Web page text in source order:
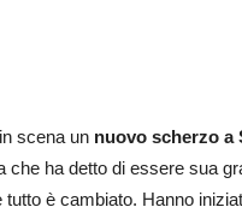
scena un nuovo scherzo a
che ha detto di essere sua
è cambiato. Hanno